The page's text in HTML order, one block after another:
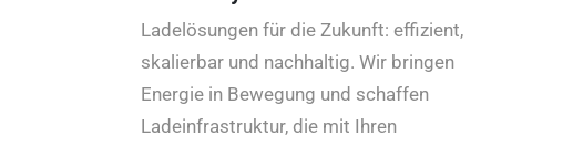
Ladelösungen für die Zukunft: effizient,
skalierbar und nachhaltig. Wir bringen
Energie in Bewegung und schaffen
Ladeinfrastruktur, die mit Ihren